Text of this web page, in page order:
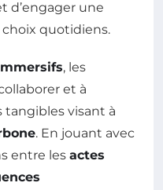
d’engager une
quotidiens.
, les
et à
tangibles visant à
. En jouant avec
entre les actes